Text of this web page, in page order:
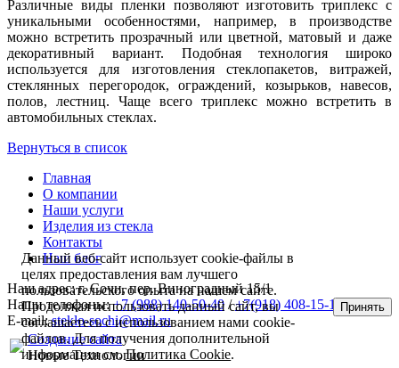
Различные виды пленки позволяют изготовить триплекс с
уникальными особенностями, например, в производстве
можно встретить прозрачный или цветной, матовый и даже
декоративный вариант. Подобная технология широко
используется для изготовления стеклопакетов, витражей,
стеклянных перегородок, ограждений, козырьков, навесов,
полов, лестниц. Чаще всего триплекс можно встретить в
автомобильных стеклах.
Вернуться в список
Главная
О компании
Наши услуги
Изделия из стекла
Контакты
Наш блог
Наш адрес: г. Сочи, пер. Виноградный 15/1
Наши телефоны:+7 (988) 140-50-40 /+7(918) 408-15-15
E-mail:steklo-sochi@mail.ru
Создание сайта
Новые Технологии
Данный веб-сайт использует cookie-файлы в
целях предоставления вам лучшего
пользовательского опыта на нашем сайте.
Продолжая использовать данный сайт, вы
соглашаетесь с использованием нами cookie-
файлов. Для получения дополнительной
информации см.Политика Cookie.
Принять